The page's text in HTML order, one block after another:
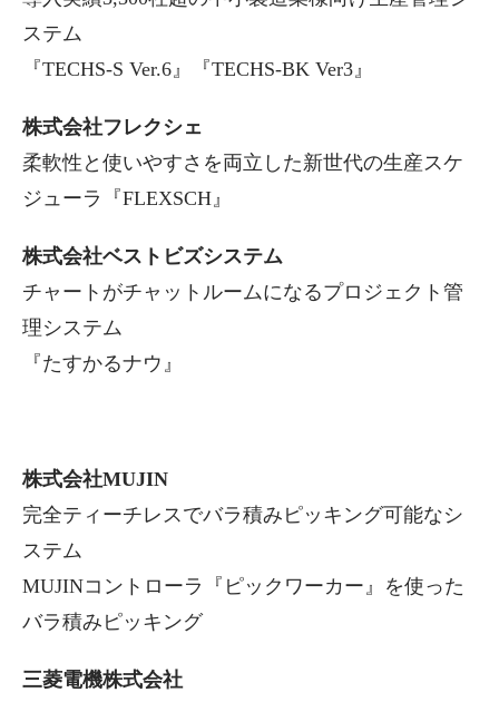
ステム
『TECHS-S Ver.6』『TECHS-BK Ver3』
株式会社フレクシェ
柔軟性と使いやすさを両立した新世代の生産スケ
ジューラ『FLEXSCH』
株式会社ベストビズシステム
チャートがチャットルームになるプロジェクト管
理システム
『たすかるナウ』
株式会社MUJIN
完全ティーチレスでバラ積みピッキング可能なシ
ステム
MUJINコントローラ『ピックワーカー』を使った
バラ積みピッキング
三菱電機株式会社